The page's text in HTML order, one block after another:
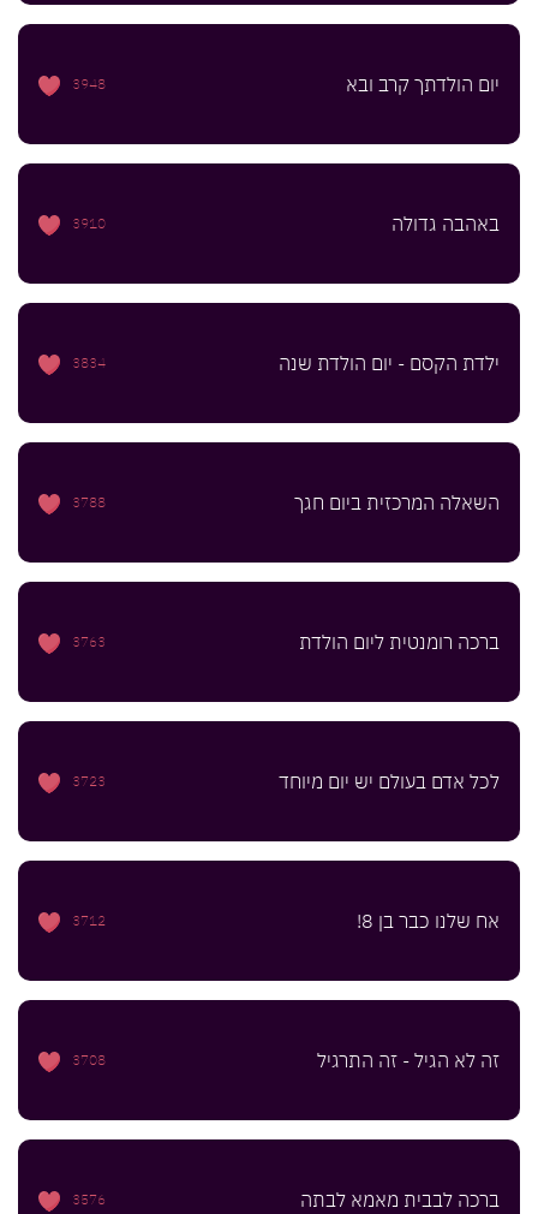
יום הולדתך קרב ובא 3948
באהבה גדולה 3910
ילדת הקסם - יום הולדת שנה 3834
השאלה המרכזית ביום חגך 3788
ברכה רומנטית ליום הולדת 3763
לכל אדם בעולם יש יום מיוחד 3723
אח שלנו כבר בן 8! 3712
זה לא הגיל - זה התרגיל 3708
ברכה לבבית מאמא לבתה 3576